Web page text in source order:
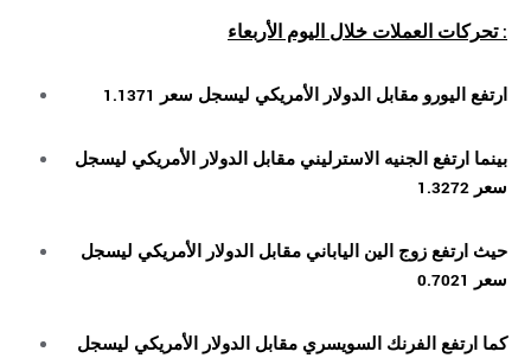
تحركاتالعملات خلال اليوم الأربعاء :
ارتفع اليورو مقابل الدولار الأمريكي ليسجل سعر 1.1371
بينما ارتفع الجنيه الاسترليني مقابل الدولار الأمريكي ليسجل
سعر 1.3272
حيث ارتفع زوج الين الياباني مقابل الدولار الأمريكي ليسجل
سعر 0.7021
كما ارتفع الفرنك السويسري مقابل الدولار الأمريكي ليسجل